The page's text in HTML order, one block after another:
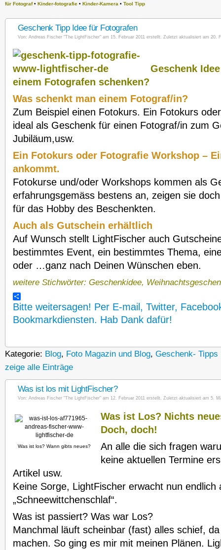
für Fotograf• Kinder-fotografie • Kinder-Kamera • Tool Tipp
Geschenk Tipp Idee für Fotografen
Von: Andreas Fischer "The LightFischer" am 15. Februar 2011 erstellt. Zuletzt aktualisiert am 20.
Geschenk
einem Fotografen schenken?
Was schenkt man einem Fotograf/in?
Zum Beispiel einen Fotokurs. Ein Fotokurs
ideal als Geschenk für einen Fotograf/in zum
Jubiläum,usw.
Ein Fotokurs oder Fotografie Workshop –
ankommt.
Fotokurse und/oder Workshops kommen als
erfahrungsgemäss bestens an, zeigen sie
für das Hobby des Beschenkten.
Auch als Gutschein erhältlich
Auf Wunsch stellt LightFischer auch
bestimmtes Event, ein bestimmtes Thema,
oder …ganz nach Deinen Wünschen eben.
weitere Stichwörter: Geschenkidee,
Bitte weitersagen! Per E-mail, Twitter,
Bookmarkdiensten. Hab Dank dafür!
Kategorie: Blog, Foto Magazin und Blog, Geschenk- Tipps
zeige alle Einträge
Was ist los mit LightFischer?
Von: Andreas Fischer "The LightFischer" am 12. Februar 2011 erstellt. Zuletzt aktualisiert am 5.
Was ist los? Wann gibts neues?
Was ist Los? Nichts
Doch, doch!
An alle die sich fragen
keine aktuellen Termine
Artikel usw.
Keine Sorge, LightFischer erwacht nun endlich
„Schneewittchenschlaf“.
Was ist passiert? Was war Los?
Manchmal läuft scheinbar (fast) alles schief,
machen. So ging es mir mit meinen Plänen.